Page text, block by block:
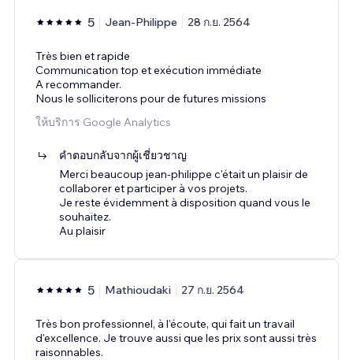
5 Jean-Philippe 28 ก.ย. 2564
Très bien et rapide
Communication top et exécution immédiate
A recommander.
Nous le solliciterons pour de futures missions
ให้บริการ Google Analytics
คำตอบกลับจากผู้เชี่ยวชาญ
Merci beaucoup jean-philippe c'était un plaisir de
collaborer et participer à vos projets.
Je reste évidemment à disposition quand vous le
souhaitez.
Au plaisir
5 Mathioudaki 27 ก.ย. 2564
Très bon professionnel, à l'écoute, qui fait un travail
d'excellence. Je trouve aussi que les prix sont aussi très
raisonnables.